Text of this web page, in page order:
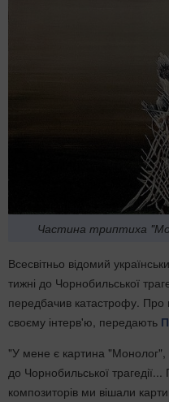
Частина триптиха
Всесвітньо відомий
тижні до Чорнобильської
передбачив катастрофу. Про
своєму інтерв'ю, передають
"У мене є картина "Монолог",
до Чорнобильської
композиторів ми вішали